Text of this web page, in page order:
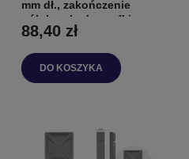
mm dł., zakończenie
półokrągłe do szafki
88,40 zł
DO KOSZYKA